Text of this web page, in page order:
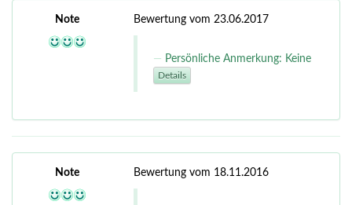
Note Bewertung vom 23.06.2017
Persönliche Anmerkung: Keine
Details
Note Bewertung vom 18.11.2016